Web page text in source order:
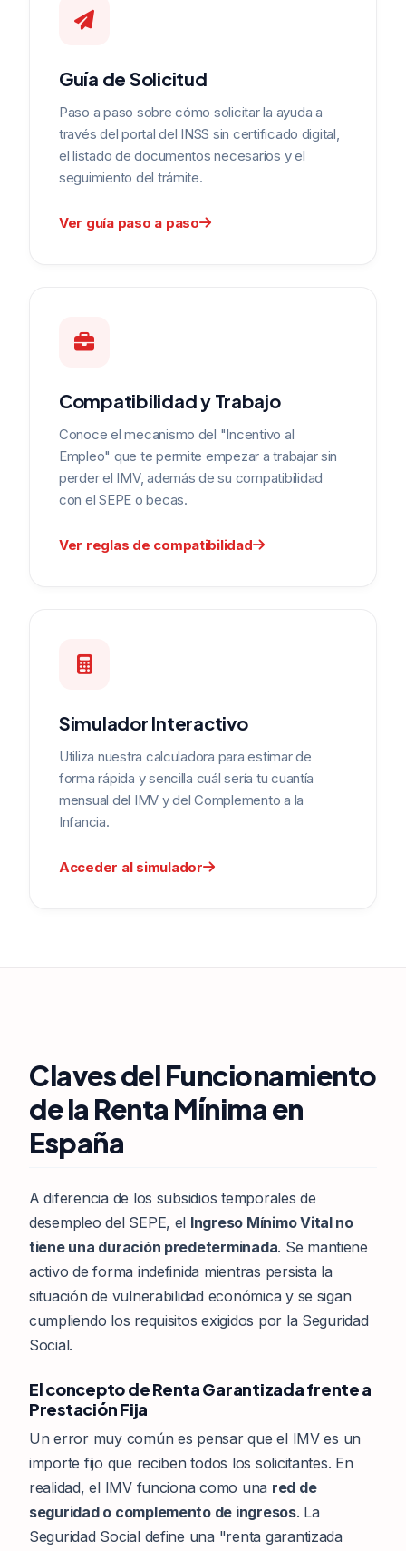
Guía de Solicitud
Paso a paso sobre cómo solicitar la ayuda a
través del portal del INSS sin certificado digital,
el listado de documentos necesarios y el
seguimiento del trámite.
Ver guía paso a paso
Compatibilidad y Trabajo
Conoce el mecanismo del "Incentivo al
Empleo" que te permite empezar a trabajar sin
perder el IMV, además de su compatibilidad
con el SEPE o becas.
Ver reglas de compatibilidad
Simulador Interactivo
Utiliza nuestra calculadora para estimar de
forma rápida y sencilla cuál sería tu cuantía
mensual del IMV y del Complemento a la
Infancia.
Acceder al simulador
Claves del Funcionamiento
de la Renta Mínima en
España
A diferencia de los subsidios temporales de
desempleo del SEPE, el Ingreso Mínimo Vital no
tiene una duración predeterminada. Se mantiene
activo de forma indefinida mientras persista la
situación de vulnerabilidad económica y se sigan
cumpliendo los requisitos exigidos por la Seguridad
Social.
El concepto de Renta Garantizada frente a
Prestación Fija
Un error muy común es pensar que el IMV es un
importe fijo que reciben todos los solicitantes. En
realidad, el IMV funciona como una red de
seguridad o complemento de ingresos. La
Seguridad Social define una "renta garantizada